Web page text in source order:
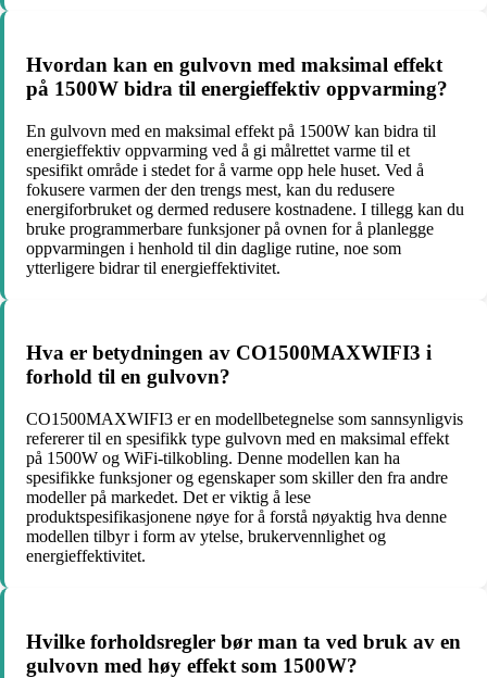
Hvordan kan en gulvovn med maksimal effekt
på 1500W bidra til energieffektiv oppvarming?
En gulvovn med en maksimal effekt på 1500W kan bidra til
energieffektiv oppvarming ved å gi målrettet varme til et
spesifikt område i stedet for å varme opp hele huset. Ved å
fokusere varmen der den trengs mest, kan du redusere
energiforbruket og dermed redusere kostnadene. I tillegg kan du
bruke programmerbare funksjoner på ovnen for å planlegge
oppvarmingen i henhold til din daglige rutine, noe som
ytterligere bidrar til energieffektivitet.
Hva er betydningen av CO1500MAXWIFI3 i
forhold til en gulvovn?
CO1500MAXWIFI3 er en modellbetegnelse som sannsynligvis
refererer til en spesifikk type gulvovn med en maksimal effekt
på 1500W og WiFi-tilkobling. Denne modellen kan ha
spesifikke funksjoner og egenskaper som skiller den fra andre
modeller på markedet. Det er viktig å lese
produktspesifikasjonene nøye for å forstå nøyaktig hva denne
modellen tilbyr i form av ytelse, brukervennlighet og
energieffektivitet.
Hvilke forholdsregler bør man ta ved bruk av en
gulvovn med høy effekt som 1500W?